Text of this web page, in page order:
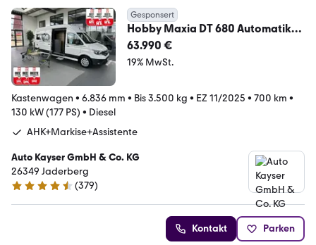
Gesponsert
Hobby Maxia DT 680 Automatik
UNBENUTZT +AHK+Markise+As
63.990 €
19% MwSt.
Kastenwagen • 6.836 mm • Bis 3.500 kg • EZ 11/2025 • 700 km •
130 kW (177 PS) • Diesel
AHK+Markise+Assistente
Auto Kayser GmbH & Co. KG
26349 Jaderberg
4.6 Sterne
(379)
Kontakt Parken